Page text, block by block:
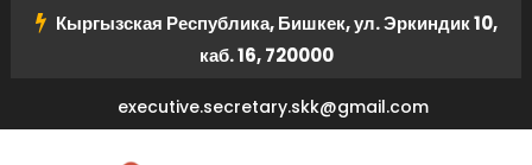
ПерейтиКыргызская Республика, Бишкек, ул. Эркиндик 10,
каб. 16, 720000
executive.secretary.skk@gmail.com